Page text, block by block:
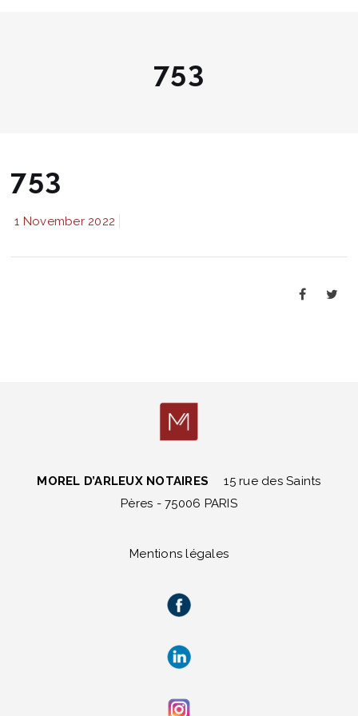
753
753
1 November 2022
MOREL D’ARLEUX NOTAIRES
15 rue des Saints
Pères - 75006 PARIS
Mentions légales